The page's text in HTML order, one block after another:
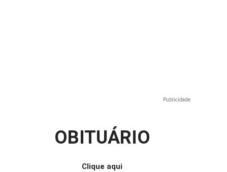
Publicidade
OBITUÁRIO
Clique aqui